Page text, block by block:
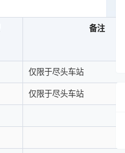
备注
仅限于尽头车站
仅限于尽头车站